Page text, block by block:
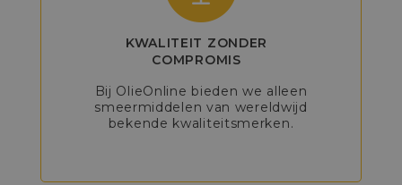
KWALITEIT ZONDER
COMPROMIS
Bij OlieOnline bieden we alleen
smeermiddelen van wereldwijd
bekende kwaliteitsmerken.